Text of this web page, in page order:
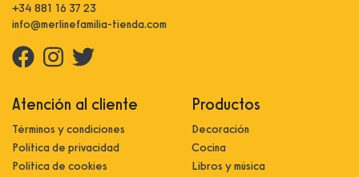
+34 881 16 37 23
info@merlinefamilia-tienda.com
Atención al cliente
Términos y condiciones
Política de privacidad
Política de cookies
Productos
Decoración
Cocina
Libros y música